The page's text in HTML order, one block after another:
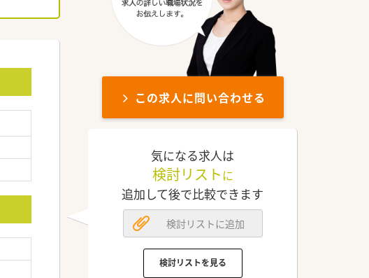
この求人に問い合わせる
気になる求人は
検討リスト に
追加して後で比較できます
検討リストに追加
検討リストを見る